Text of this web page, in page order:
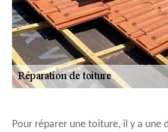
Pour réparer une toiture, il y a une